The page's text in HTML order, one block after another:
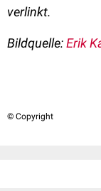
verlinkt.
Bildquelle:Erik
© Copyright